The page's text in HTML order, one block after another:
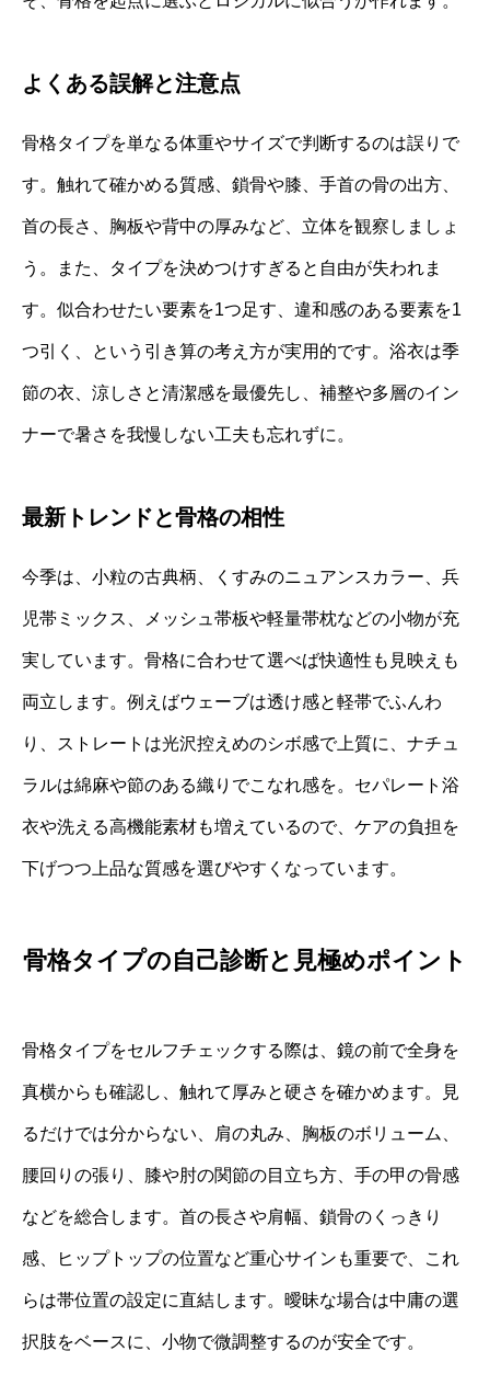
よくある誤解と注意点
骨格タイプを単なる体重やサイズで判断するのは誤りで
す。触れて確かめる質感、鎖骨や膝、手首の骨の出方、
首の長さ、胸板や背中の厚みなど、立体を観察しましょ
う。また、タイプを決めつけすぎると自由が失われま
す。似合わせたい要素を1つ足す、違和感のある要素を1
つ引く、という引き算の考え方が実用的です。浴衣は季
節の衣、涼しさと清潔感を最優先し、補整や多層のイン
ナーで暑さを我慢しない工夫も忘れずに。
最新トレンドと骨格の相性
今季は、小粒の古典柄、くすみのニュアンスカラー、兵
児帯ミックス、メッシュ帯板や軽量帯枕などの小物が充
実しています。骨格に合わせて選べば快適性も見映えも
両立します。例えばウェーブは透け感と軽帯でふんわ
り、ストレートは光沢控えめのシボ感で上質に、ナチュ
ラルは綿麻や節のある織りでこなれ感を。セパレート浴
衣や洗える高機能素材も増えているので、ケアの負担を
下げつつ上品な質感を選びやすくなっています。
骨格タイプの自己診断と見極めポイント
骨格タイプをセルフチェックする際は、鏡の前で全身を
真横からも確認し、触れて厚みと硬さを確かめます。見
るだけでは分からない、肩の丸み、胸板のボリューム、
腰回りの張り、膝や肘の関節の目立ち方、手の甲の骨感
などを総合します。首の長さや肩幅、鎖骨のくっきり
感、ヒップトップの位置など重心サインも重要で、これ
らは帯位置の設定に直結します。曖昧な場合は中庸の選
択肢をベースに、小物で微調整するのが安全です。